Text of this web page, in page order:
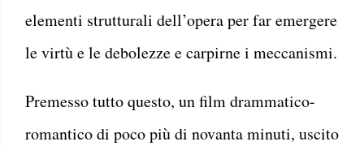
elementi strutturali dell’opera per far emergere
le virtù e le debolezze e carpirne i meccanismi.
Premesso tutto questo, un film drammatico-
romantico di poco più di novanta minuti, uscito